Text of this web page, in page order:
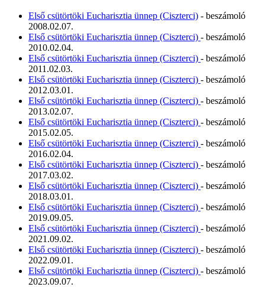
Első csütörtöki Eucharisztia ünnep (Ciszterci) - beszámoló
2008.02.07.
Első csütörtöki Eucharisztia ünnep (Ciszterci) - beszámoló
2010.02.04.
Első csütörtöki Eucharisztia ünnep (Ciszterci) - beszámoló
2011.02.03.
Első csütörtöki Eucharisztia ünnep (Ciszterci) - beszámoló
2012.03.01.
Első csütörtöki Eucharisztia ünnep (Ciszterci) - beszámoló
2013.02.07.
Első csütörtöki Eucharisztia ünnep (Ciszterci) - beszámoló
2015.02.05.
Első csütörtöki Eucharisztia ünnep (Ciszterci) - beszámoló
2016.02.04.
Első csütörtöki Eucharisztia ünnep (Ciszterci) - beszámoló
2017.03.02.
Első csütörtöki Eucharisztia ünnep (Ciszterci) - beszámoló
2018.03.01.
Első csütörtöki Eucharisztia ünnep (Ciszterci) - beszámoló
2019.09.05.
Első csütörtöki Eucharisztia ünnep (Ciszterci) - beszámoló
2021.09.02.
Első csütörtöki Eucharisztia ünnep (Ciszterci) - beszámoló
2022.09.01.
Első csütörtöki Eucharisztia ünnep (Ciszterci) - beszámoló
2023.09.07.